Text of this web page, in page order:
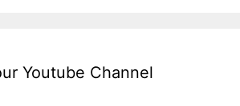
Youtube Channel